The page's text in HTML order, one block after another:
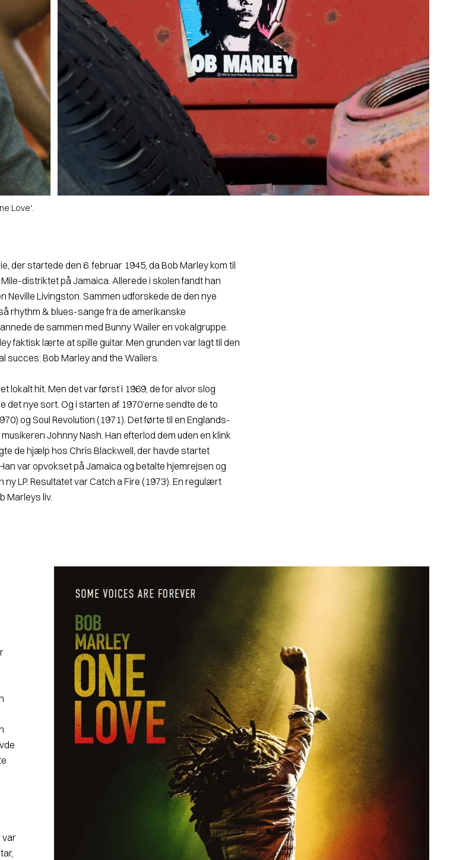
Love'.
der startede den 6. februar 1945, da Bob Marley kom til
distriktet på Jamaica. Allerede i skolen fandt han
Livingston. Sammen udforskede de den nye
rhythm & blues-sange fra de amerikanske
de sammen med Bunny Wailer en vokalgruppe.
faktisk lærte at spille guitar. Men grunden var lagt til den
succes: Bob Marley and the Wailers.
lokalt hit. Men det var først i 1969, de for alvor slog
det nye sort. Og i starten af 1970’erne sendte de to
og Soul Revolution (1971). Det førte til en Eng­lands-
Johnny Nash. Han efterlod dem uden en klink
de hjælp hos Chris Blackwell, der havde startet
var opvokset på Jamaica og betalte hjemrejsen og
ny LP. Resultatet var Catch a Fire (1973). En regulært
Marleys liv.
var